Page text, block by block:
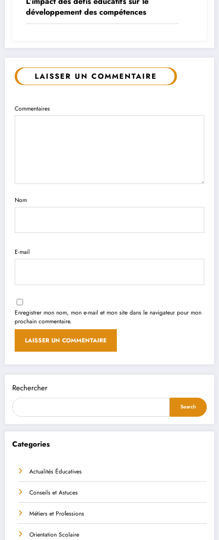
Rechercher
Search
Categories
Actualités Éducatives
Conseils et Astuces
Métiers et Professions
Orientation Scolaire
développement des compétences
LAISSER UN COMMENTAIRE
Commentaires
Nom
E-mail
Enregistrer mon nom, mon e-mail et mon site dans le navigateur pour mon
prochain commentaire.